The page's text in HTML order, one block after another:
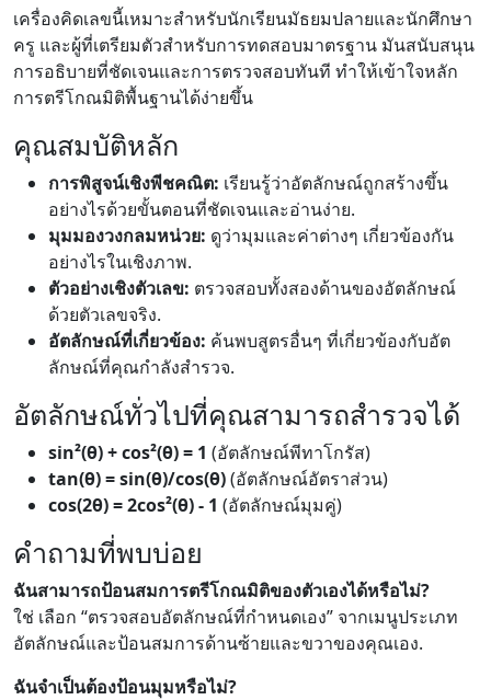
เครื่องคิดเลขนี้เหมาะสำหรับนักเรียนมัธยมปลายและนักศึกษา
ครู และผู้ที่เตรียมตัวสำหรับการทดสอบมาตรฐาน มันสนับสนุน
การอธิบายที่ชัดเจนและการตรวจสอบทันที ทำให้เข้าใจหลัก
การตรีโกณมิติพื้นฐานได้ง่ายขึ้น
คุณสมบัติหลัก
การพิสูจน์เชิงพีชคณิต: เรียนรู้ว่าอัตลักษณ์ถูกสร้างขึ้น
อย่างไรด้วยขั้นตอนที่ชัดเจนและอ่านง่าย.
มุมมองวงกลมหน่วย: ดูว่ามุมและค่าต่างๆ เกี่ยวข้องกัน
อย่างไรในเชิงภาพ.
ตัวอย่างเชิงตัวเลข: ตรวจสอบทั้งสองด้านของอัตลักษณ์
ด้วยตัวเลขจริง.
อัตลักษณ์ที่เกี่ยวข้อง: ค้นพบสูตรอื่นๆ ที่เกี่ยวข้องกับอัต
ลักษณ์ที่คุณกำลังสำรวจ.
อัตลักษณ์ทั่วไปที่คุณสามารถสำรวจได้
sin²(θ) + cos²(θ) = 1 (อัตลักษณ์พีทาโกรัส)
tan(θ) = sin(θ)/cos(θ)(อัตลักษณ์อัตราส่วน)
cos(2θ) = 2cos²(θ) - 1 (อัตลักษณ์มุมคู่)
คำถามที่พบบ่อย
ฉันสามารถป้อนสมการตรีโกณมิติของตัวเองได้หรือไม่?
ใช่ เลือก “ตรวจสอบอัตลักษณ์ที่กำหนดเอง” จากเมนูประเภท
อัตลักษณ์และป้อนสมการด้านซ้ายและขวาของคุณเอง.
ฉันจำเป็นต้องป้อนมุมหรือไม่?